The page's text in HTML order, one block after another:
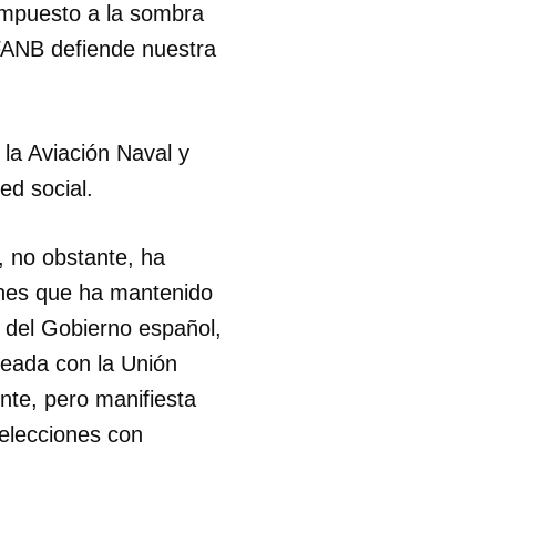
a la sombra
defiende nuestra
Aviación Naval y
social.
no obstante, ha
que ha mantenido
Gobierno español,
con la Unión
pero manifiesta
con